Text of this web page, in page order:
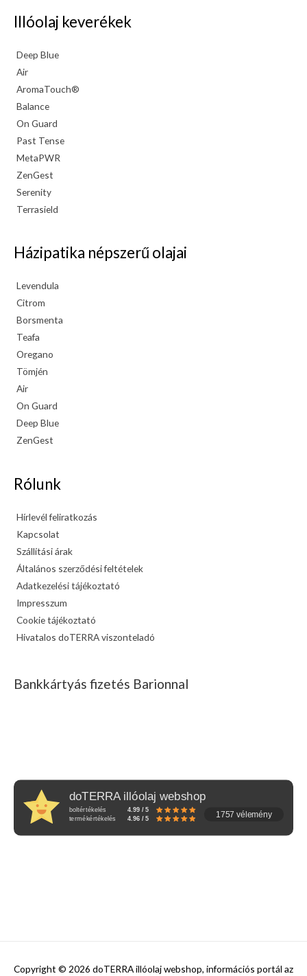
Illóolaj keverékek
Deep Blue
Air
AromaTouch®
Balance
On Guard
Past Tense
MetaPWR
ZenGest
Serenity
Terrasield
Házipatika népszerű olajai
Levendula
Citrom
Borsmenta
Teafa
Oregano
Tömjén
Air
On Guard
Deep Blue
ZenGest
Rólunk
Hírlevél feliratkozás
Kapcsolat
Szállítási árak
Általános szerződési feltételek
Adatkezelési tájékoztató
Impresszum
Cookie tájékoztató
Hivatalos doTERRA viszonteladó
Bankkártyás fizetés Barionnal
doTERRA illóolaj webshop
boltértékelés
4.99 / 5
termékértékelés
4.96 / 5 1757 vélemény
Copyright © 2026 doTERRA illóolaj webshop, információs portál az